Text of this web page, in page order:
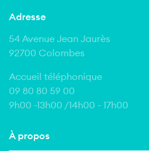
À propos
Adresse
54 Avenue Jean Jaurès
92700 Colombes
Accueil téléphonique
09 80 80 59 00
9h00 -13h00 /14h00 - 17h00